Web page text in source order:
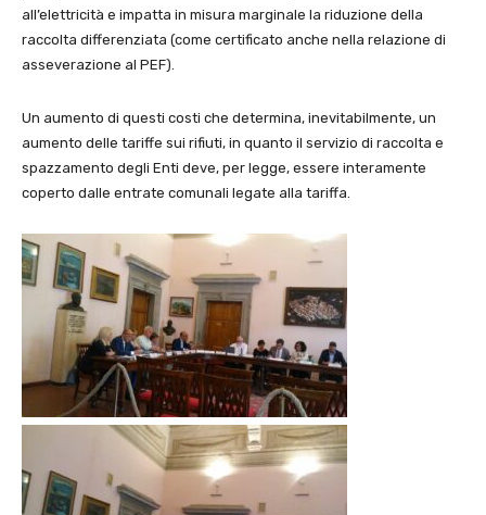
all’elettricità e impatta in misura marginale la riduzione della
raccolta differenziata (come certificato anche nella relazione di
asseverazione al PEF).
Un aumento di questi costi che determina, inevitabilmente, un
aumento delle tariffe sui rifiuti, in quanto il servizio di raccolta e
spazzamento degli Enti deve, per legge, essere interamente
coperto dalle entrate comunali legate alla tariffa.